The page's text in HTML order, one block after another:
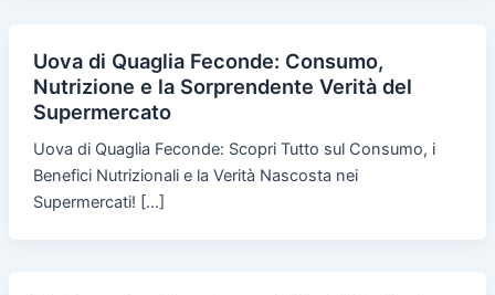
Uova di Quaglia Feconde: Consumo,
Nutrizione e la Sorprendente Verità del
Supermercato
Uova di Quaglia Feconde: Scopri Tutto sul Consumo, i
Benefici Nutrizionali e la Verità Nascosta nei
Supermercati! […]